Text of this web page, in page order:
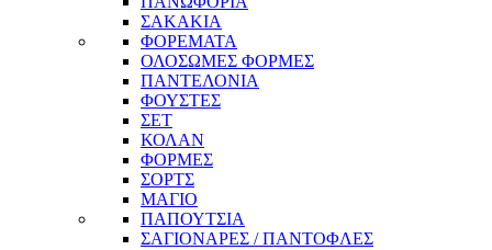
ΣΑΚΑΚΙΑ
ΦΟΡΕΜΑΤΑ
ΟΛΟΣΩΜΕΣ ΦΟΡΜΕΣ
ΠΑΝΤΕΛΟΝΙΑ
ΦΟΥΣΤΕΣ
ΣΕΤ
ΚΟΛΑΝ
ΦΟΡΜΕΣ
ΣΟΡΤΣ
ΜΑΓΙΟ
ΠΑΠΟΥΤΣΙΑ
ΣΑΓΙΟΝΑΡΕΣ / ΠΑΝΤΟΦΛΕΣ